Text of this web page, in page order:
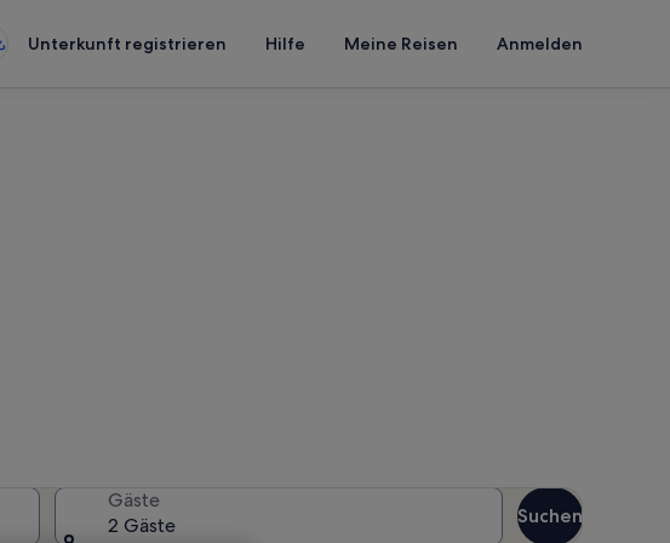
Unterkunft registrieren Hilfe Meine Reisen Anmelden
Gäste
2 Gäste
Suchen